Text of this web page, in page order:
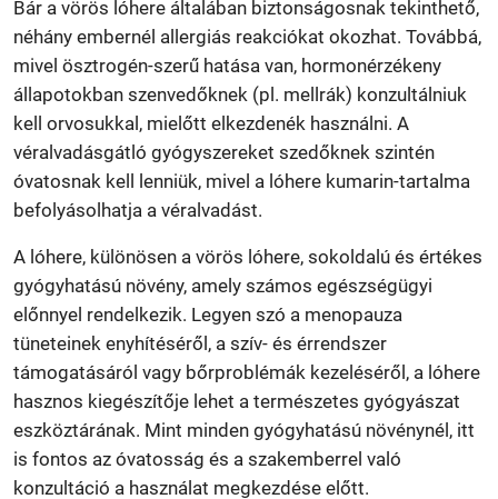
Bár a vörös lóhere általában biztonságosnak tekinthető,
néhány embernél allergiás reakciókat okozhat. Továbbá,
mivel ösztrogén-szerű hatása van, hormonérzékeny
állapotokban szenvedőknek (pl. mellrák) konzultálniuk
kell orvosukkal, mielőtt elkezdenék használni. A
véralvadásgátló gyógyszereket szedőknek szintén
óvatosnak kell lenniük, mivel a lóhere kumarin-tartalma
befolyásolhatja a véralvadást.
A lóhere, különösen a vörös lóhere, sokoldalú és értékes
gyógyhatású növény, amely számos egészségügyi
előnnyel rendelkezik. Legyen szó a menopauza
tüneteinek enyhítéséről, a szív- és érrendszer
támogatásáról vagy bőrproblémák kezeléséről, a lóhere
hasznos kiegészítője lehet a természetes gyógyászat
eszköztárának. Mint minden gyógyhatású növénynél, itt
is fontos az óvatosság és a szakemberrel való
konzultáció a használat megkezdése előtt.